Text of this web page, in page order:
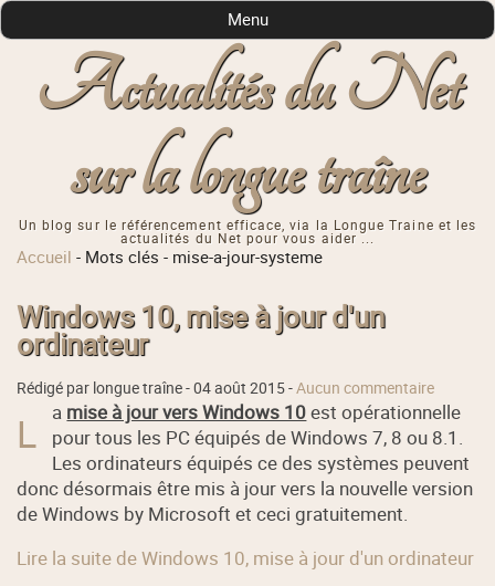
Actualités du Net
sur la longue traîne
Un blog sur le référencement efficace, via la Longue Traine et les
actualités du Net pour vous aider ...
Menu
Accueil - Mots clés - mise-a-jour-systeme
Windows 10, mise à jour d'un
ordinateur
Rédigé par longue traîne -04 août 2015-Aucun commentaire
L a mise à jour vers Windows 10est opérationnelle
pour tous les PC équipés de Windows 7, 8 ou 8.1.
Les ordinateurs équipés ce des systèmes peuvent
donc désormais être mis à jour vers la nouvelle version
de Windows by Microsoft et ceci gratuitement.
Lire la suite de Windows 10, mise à jour d'un ordinateur